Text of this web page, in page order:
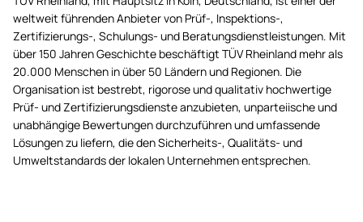
weltweit führenden Anbieter von Prüf-, Inspektions-,
Zertifizierungs-, Schulungs- und Beratungsdienstleistungen. Mit
über 150 Jahren Geschichte beschäftigt TÜV Rheinland mehr als
20.000 Menschen in über 50 Ländern und Regionen. Die
Organisation ist bestrebt, rigorose und qualitativ hochwertige
Prüf- und Zertifizierungsdienste anzubieten, unparteiische und
unabhängige Bewertungen durchzuführen und umfassende
Lösungen zu liefern, die den Sicherheits-, Qualitäts- und
Umweltstandards der lokalen Unternehmen entsprechen.